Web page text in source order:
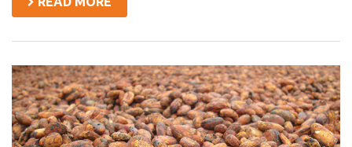
women
and
youth
from
Yasuní
Park